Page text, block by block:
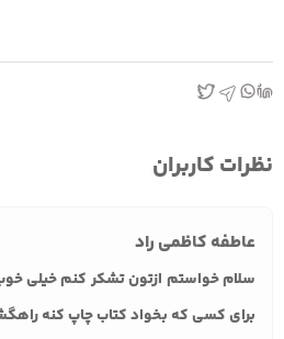
نظرات کاربران
عاطفه کاظمی راد
سلام خواستم ازتون تشکر کنم خیلی
برای کسی که بخواد کتاب چاپ کنه